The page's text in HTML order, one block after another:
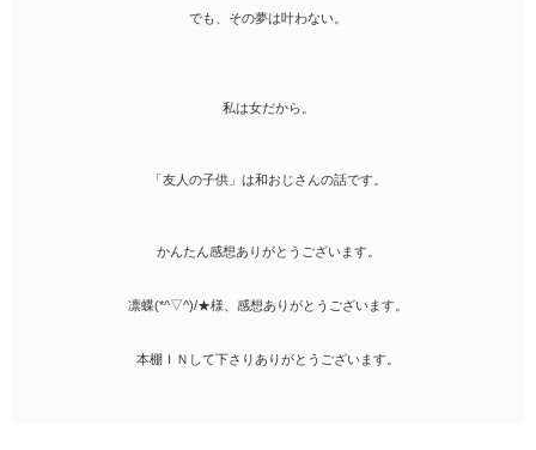
でも、その夢は叶わない。
私は女だから。
「友人の子供」は和おじさんの話です。
かんたん感想ありがとうございます。
凛蝶(*^▽^)/★様、感想ありがとうございます。
本棚ＩＮして下さりありがとうございます。